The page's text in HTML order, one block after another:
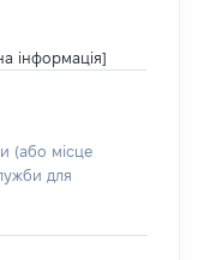
інформація]
(або місце
для